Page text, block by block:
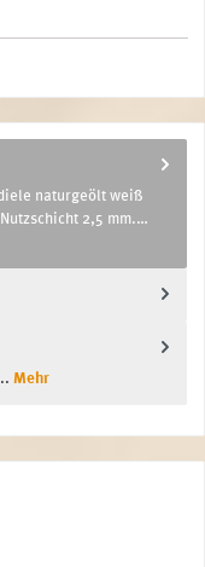
naturgeölt weiß
2,5 mm.…
Mehr